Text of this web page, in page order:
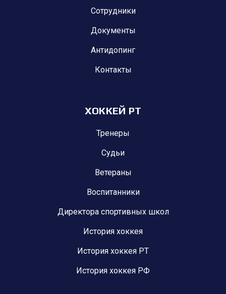
Сотрудники
Документы
Антидопинг
Контакты
ХОККЕЙ РТ
Тренеры
Судьи
Ветераны
Воспитанники
Директора спортивных школ
История хоккея
История хоккея РТ
История хоккея РФ